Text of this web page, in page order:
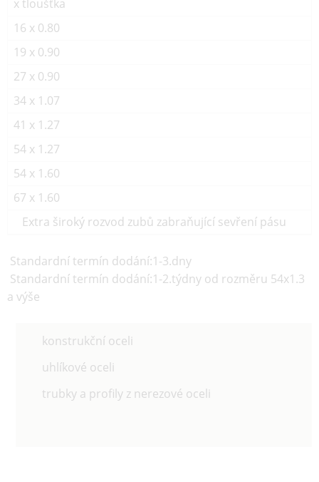
x tloušťka
16 x 0.80
19 x 0.90
27 x 0.90
34 x 1.07
41 x 1.27
54 x 1.27
54 x 1.60
67 x 1.60
Extra široký rozvod zubů zabraňující sevření pásu
Standardní termín dodání:1-3.dny
Standardní termín dodání:1-2.týdny od rozměru 54x1.3
a výše
konstrukční oceli
uhlíkové oceli
trubky a profily z nerezové oceli